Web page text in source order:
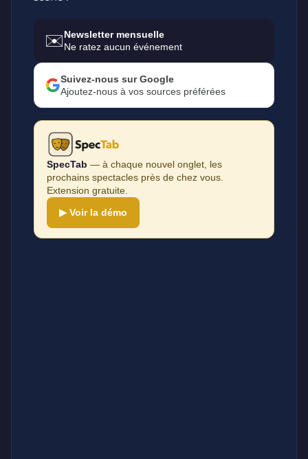
✉️Newsletter mensuelle
Ne ratez aucun événement
Suivez-nous sur Google
Ajoutez-nous à vos sources préférées
SpecTab — à chaque nouvel onglet, les
prochains spectacles près de chez vous.
Extension gratuite.
▶ Voir la démo